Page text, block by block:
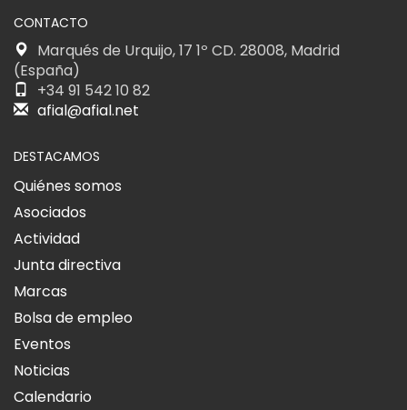
CONTACTO
Marqués de Urquijo, 17 1º CD. 28008, Madrid
(España)
+34 91 542 10 82
afial@afial.net
DESTACAMOS
Quiénes somos
Asociados
Actividad
Junta directiva
Marcas
Bolsa de empleo
Eventos
Noticias
Calendario